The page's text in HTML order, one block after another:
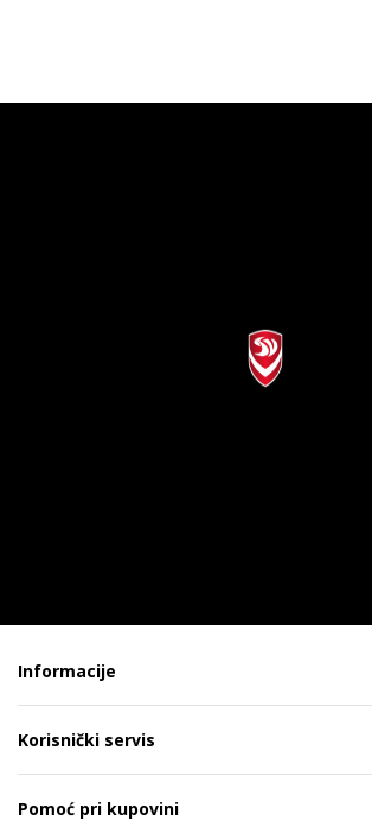
Informacije
Korisnički servis
Pomoć pri kupovini